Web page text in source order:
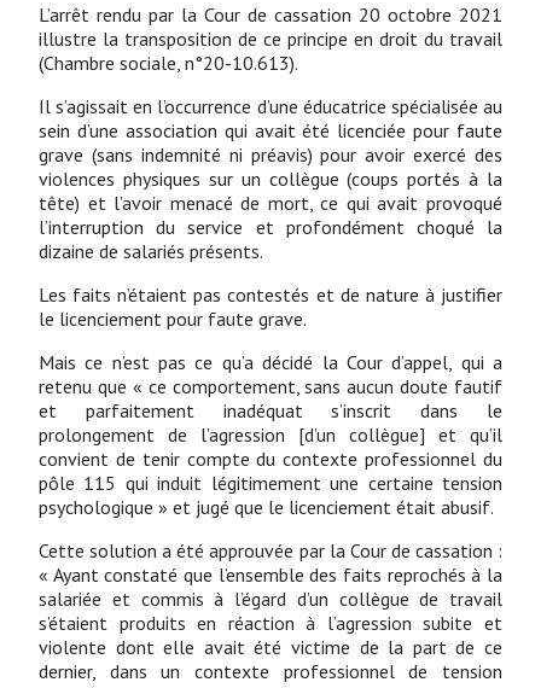
L’arrêt rendu par la Cour de cassation 20 octobre 2021
illustre la transposition de ce principe en droit du travail
(Chambre sociale, n°20-10.613).
Il s’agissait en l’occurrence d’une éducatrice spécialisée au
sein d’une association qui avait été licenciée pour faute
grave (sans indemnité ni préavis) pour avoir exercé des
violences physiques sur un collègue (coups portés à la
tête) et l’avoir menacé de mort, ce qui avait provoqué
l’interruption du service et profondément choqué la
dizaine de salariés présents.
Les faits n’étaient pas contestés et de nature à justifier
le licenciement pour faute grave.
Mais ce n’est pas ce qu’a décidé la Cour d’appel, qui a
retenu que « ce comportement, sans aucun doute fautif
et parfaitement inadéquat s’inscrit dans le
prolongement de l’agression [d’un collègue] et qu’il
convient de tenir compte du contexte professionnel du
pôle 115 qui induit légitimement une certaine tension
psychologique » et jugé que le licenciement était abusif.
Cette solution a été approuvée par la Cour de cassation :
« Ayant constaté que l’ensemble des faits reprochés à la
salariée et commis à l’égard d’un collègue de travail
s’étaient produits en réaction à l’agression subite et
violente dont elle avait été victime de la part de ce
dernier, dans un contexte professionnel de tension